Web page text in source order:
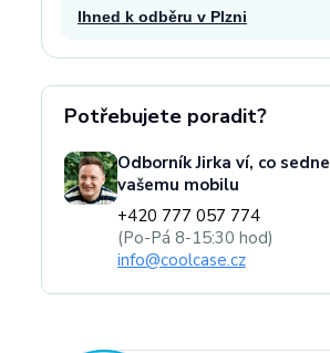
Ihned k odběru v Plzni
Potřebujete poradit?
Odborník Jirka ví, co sedne
vašemu mobilu
+420 777 057 774
(Po-Pá 8-15:30 hod)
info@coolcase.cz